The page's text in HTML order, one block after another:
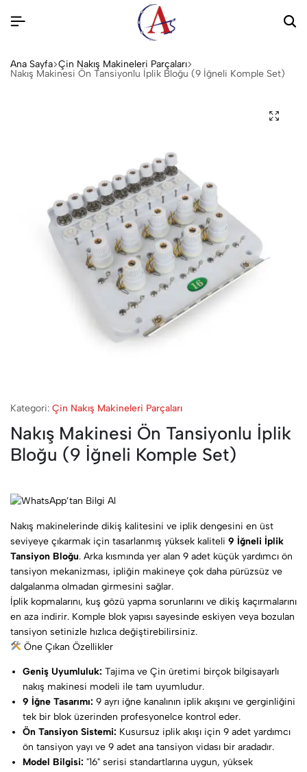
Ana Sayfa Çin Nakış Makineleri Parçaları
Nakış Makinesi Ön Tansiyonlu İplik Bloğu (9 İğneli Komple Set)
Kategori: Çin Nakış Makineleri Parçaları
Nakış Makinesi Ön Tansiyonlu İplik
Bloğu (9 İğneli Komple Set)
Nakış makinelerinde dikiş kalitesini ve iplik dengesini en üst
seviyeye çıkarmak için tasarlanmış yüksek kaliteli 9 İğneli İplik
Tansiyon Bloğu. Arka kısmında yer alan 9 adet küçük yardımcı ön
tansiyon mekanizması, ipliğin makineye çok daha pürüzsüz ve
dalgalanma olmadan girmesini sağlar.
İplik kopmalarını, kuş gözü yapma sorunlarını ve dikiş kaçırmalarını
en aza indirir. Komple blok yapısı sayesinde eskiyen veya bozulan
tansiyon setinizle hızlıca değiştirebilirsiniz.
Öne Çıkan Özellikler
Geniş Uyumluluk: Tajima ve Çin üretimi birçok bilgisayarlı
nakış makinesi modeli ile tam uyumludur.
9 İğne Tasarımı: 9 ayrı iğne kanalının iplik akışını ve gerginliğini
tek bir blok üzerinden profesyonelce kontrol eder.
Ön Tansiyon Sistemi: Kusursuz iplik akışı için 9 adet yardımcı
ön tansiyon yayı ve 9 adet ana tansiyon vidası bir aradadır.
Model Bilgisi: "16" serisi standartlarına uygun, yüksek